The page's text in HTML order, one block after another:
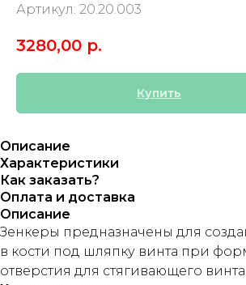
Артикул: 20.20.003
3280,00 р.
Купить
Описание
Характеристики
Как заказать?
Оплата и доставка
Описание
Зенкеры предназначены для
в кости под шляпку винта при
отверстия для стягивающего винта.